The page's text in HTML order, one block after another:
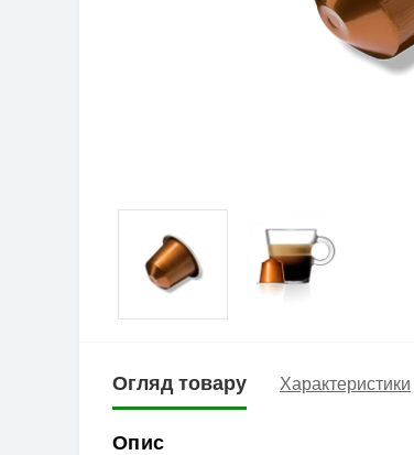
Огляд товару Характеристики
Опис